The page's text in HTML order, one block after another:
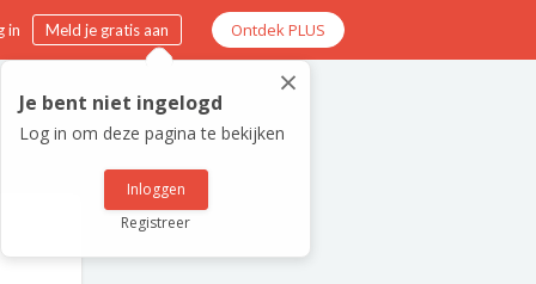
in Meld je gratis aan Ontdek PLUS
×
Je bent niet ingelogd
Log in om deze pagina te bekijken
Inloggen
Registreer